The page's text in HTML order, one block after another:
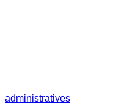
administratives